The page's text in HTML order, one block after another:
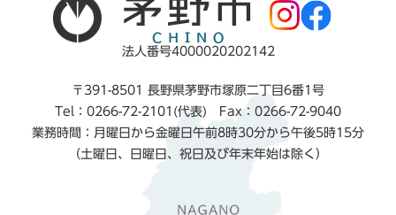
法人番号4000020202142
〒391-8501 長野県茅野市塚原二丁目6番1号
Tel：0266-72-2101(代表) Fax：0266-72-9040
業務時間：月曜日から金曜日午前8時30分から午後5時15分
（土曜日、日曜日、祝日及び年末年始は除く）